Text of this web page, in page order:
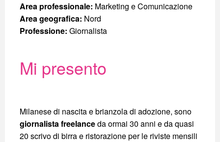
Area professionale: Marketing e Comunicazione
Area geografica: Nord
Professione: Giornalista
Mi presento
Milanese di nascita e brianzola di adozione, sono
giornalista freelanceda ormai 30 anni e da quasi
20 scrivo di birra e ristorazione per le riviste mensili